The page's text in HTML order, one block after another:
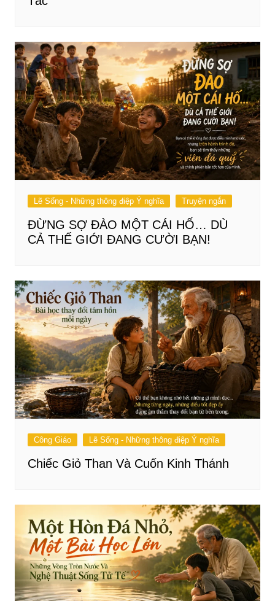
Lẽ Sống - Những thông điệp Ý nghĩa Truyện ngắn
ĐỪNG SỢ ĐÀO MỘT CÁI HỐ… DÙ
CẢ THẾ GIỚI ĐANG CƯỜI BẠN!
Công Giáo Lẽ Sống - Những thông điệp Ý nghĩa
Chiếc Giỏ Than Và Cuốn Kinh Thánh